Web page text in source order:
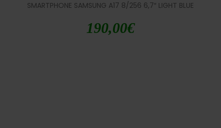
SMARTPHONE SAMSUNG A17 8/256 6,7″ LIGHT BLUE
190,00€